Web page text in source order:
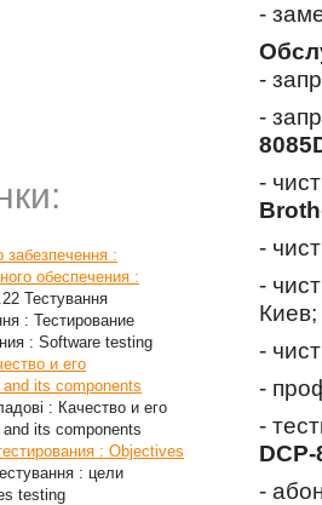
забезпечення :
обеспечения :
Тестування
: Тестирование
: Software testing
и его
its components
: Качество и его
its components
: Objectives
: цели
testing
-
-
-
-
-
-
Киев;
-
-
-
-